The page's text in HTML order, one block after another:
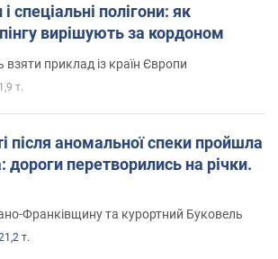
спеціальні полігони: як
вирішують за кордоном
взяти приклад із країн Європи
1,9 т.
після аномальної спеки пройшла
дороги перетворились на річки.
Франківщину та курортний Буковель
т.